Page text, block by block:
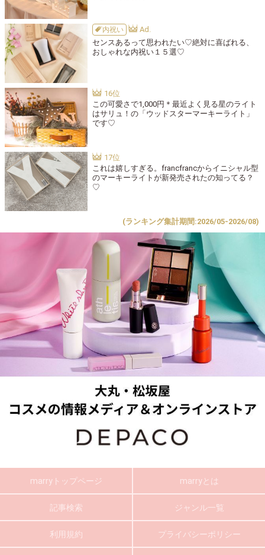
内祝い
センスあるって思われたい♡絶対に喜ばれる、
おしゃれな内祝い１５選♡
この可愛さで1,000円＊最近よく見る星のライト
はサリュ！の「ウッドスターマーキーライト」
です♡
これは嬉しすぎる。francfrancからイニシャル型
のマーキーライトが新発売されたの知ってる？
♡
(ランキング集計期間:2026/05-2026/08)
marryトップページ marryとは
記事検索 ジャンル一覧
利用規約 プライバシーポリシー